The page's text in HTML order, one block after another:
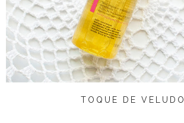
TOQUE DE VELUDO